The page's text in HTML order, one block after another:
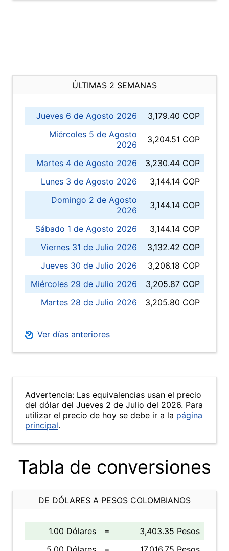
ÚLTIMAS 2 SEMANAS
Jueves 6 de Agosto 2026
3,179.40 COP
Miércoles 5 de Agosto
2026
3,204.51 COP
Martes 4 de Agosto 2026
3,230.44 COP
Lunes 3 de Agosto 2026
3,144.14 COP
Domingo 2 de Agosto
2026
3,144.14 COP
Sábado 1 de Agosto 2026
3,144.14 COP
Viernes 31 de Julio 2026
3,132.42 COP
Jueves 30 de Julio 2026
3,206.18 COP
Miércoles 29 de Julio 2026
3,205.87 COP
Martes 28 de Julio 2026
3,205.80 COP
Ver días anteriores
Advertencia: Las equivalencias usan el precio
del dólar del Jueves 2 de Julio del 2026. Para
utilizar el precio de hoy se debe ir a la página
principal.
Tabla de conversiones
DE DÓLARES A PESOS COLOMBIANOS
1.00 Dólares =
3,403.35 Pesos